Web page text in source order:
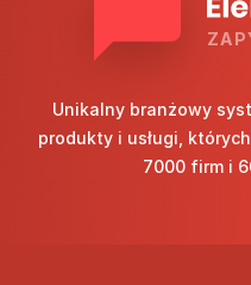
Unikalny branżowy
produkty i usługi,
7000 firm i